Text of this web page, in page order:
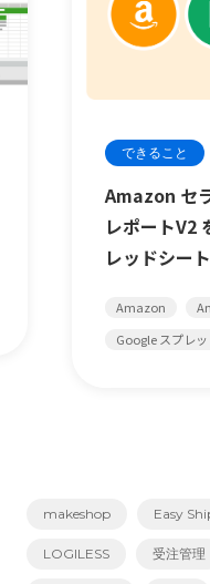
できること
Amazon セ
レポートV2
レッドシー
Amazon
Google スプレ
makeshop Easy
LOGILESS 受注管理